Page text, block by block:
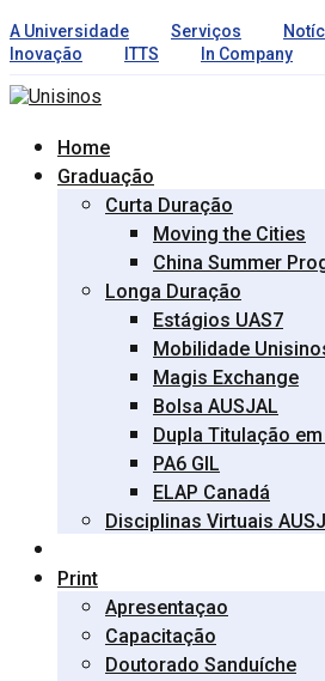
A Universidade Serviços
Inovação
ITTS In Company
Home
Graduação
Curta Duração
Moving the Cities
China Summer
Longa Duração
Estágios UAS7
Mobilidade
Magis Exchange
Bolsa AUSJAL
Dupla Titulação
PA6 GIL
ELAP Canadá
Disciplinas Virtuais
Print
Apresentaçao
Capacitação
Doutorado Sanduíche